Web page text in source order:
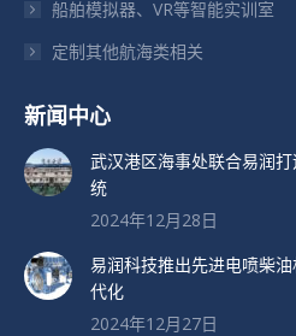
船舶模拟器、VR等智能实训室
定制其他航海类相关
新闻中心
武汉港区海事处联合易润打
统
2024年12月28日
易润科技推出先进电喷柴
代化
2024年12月27日